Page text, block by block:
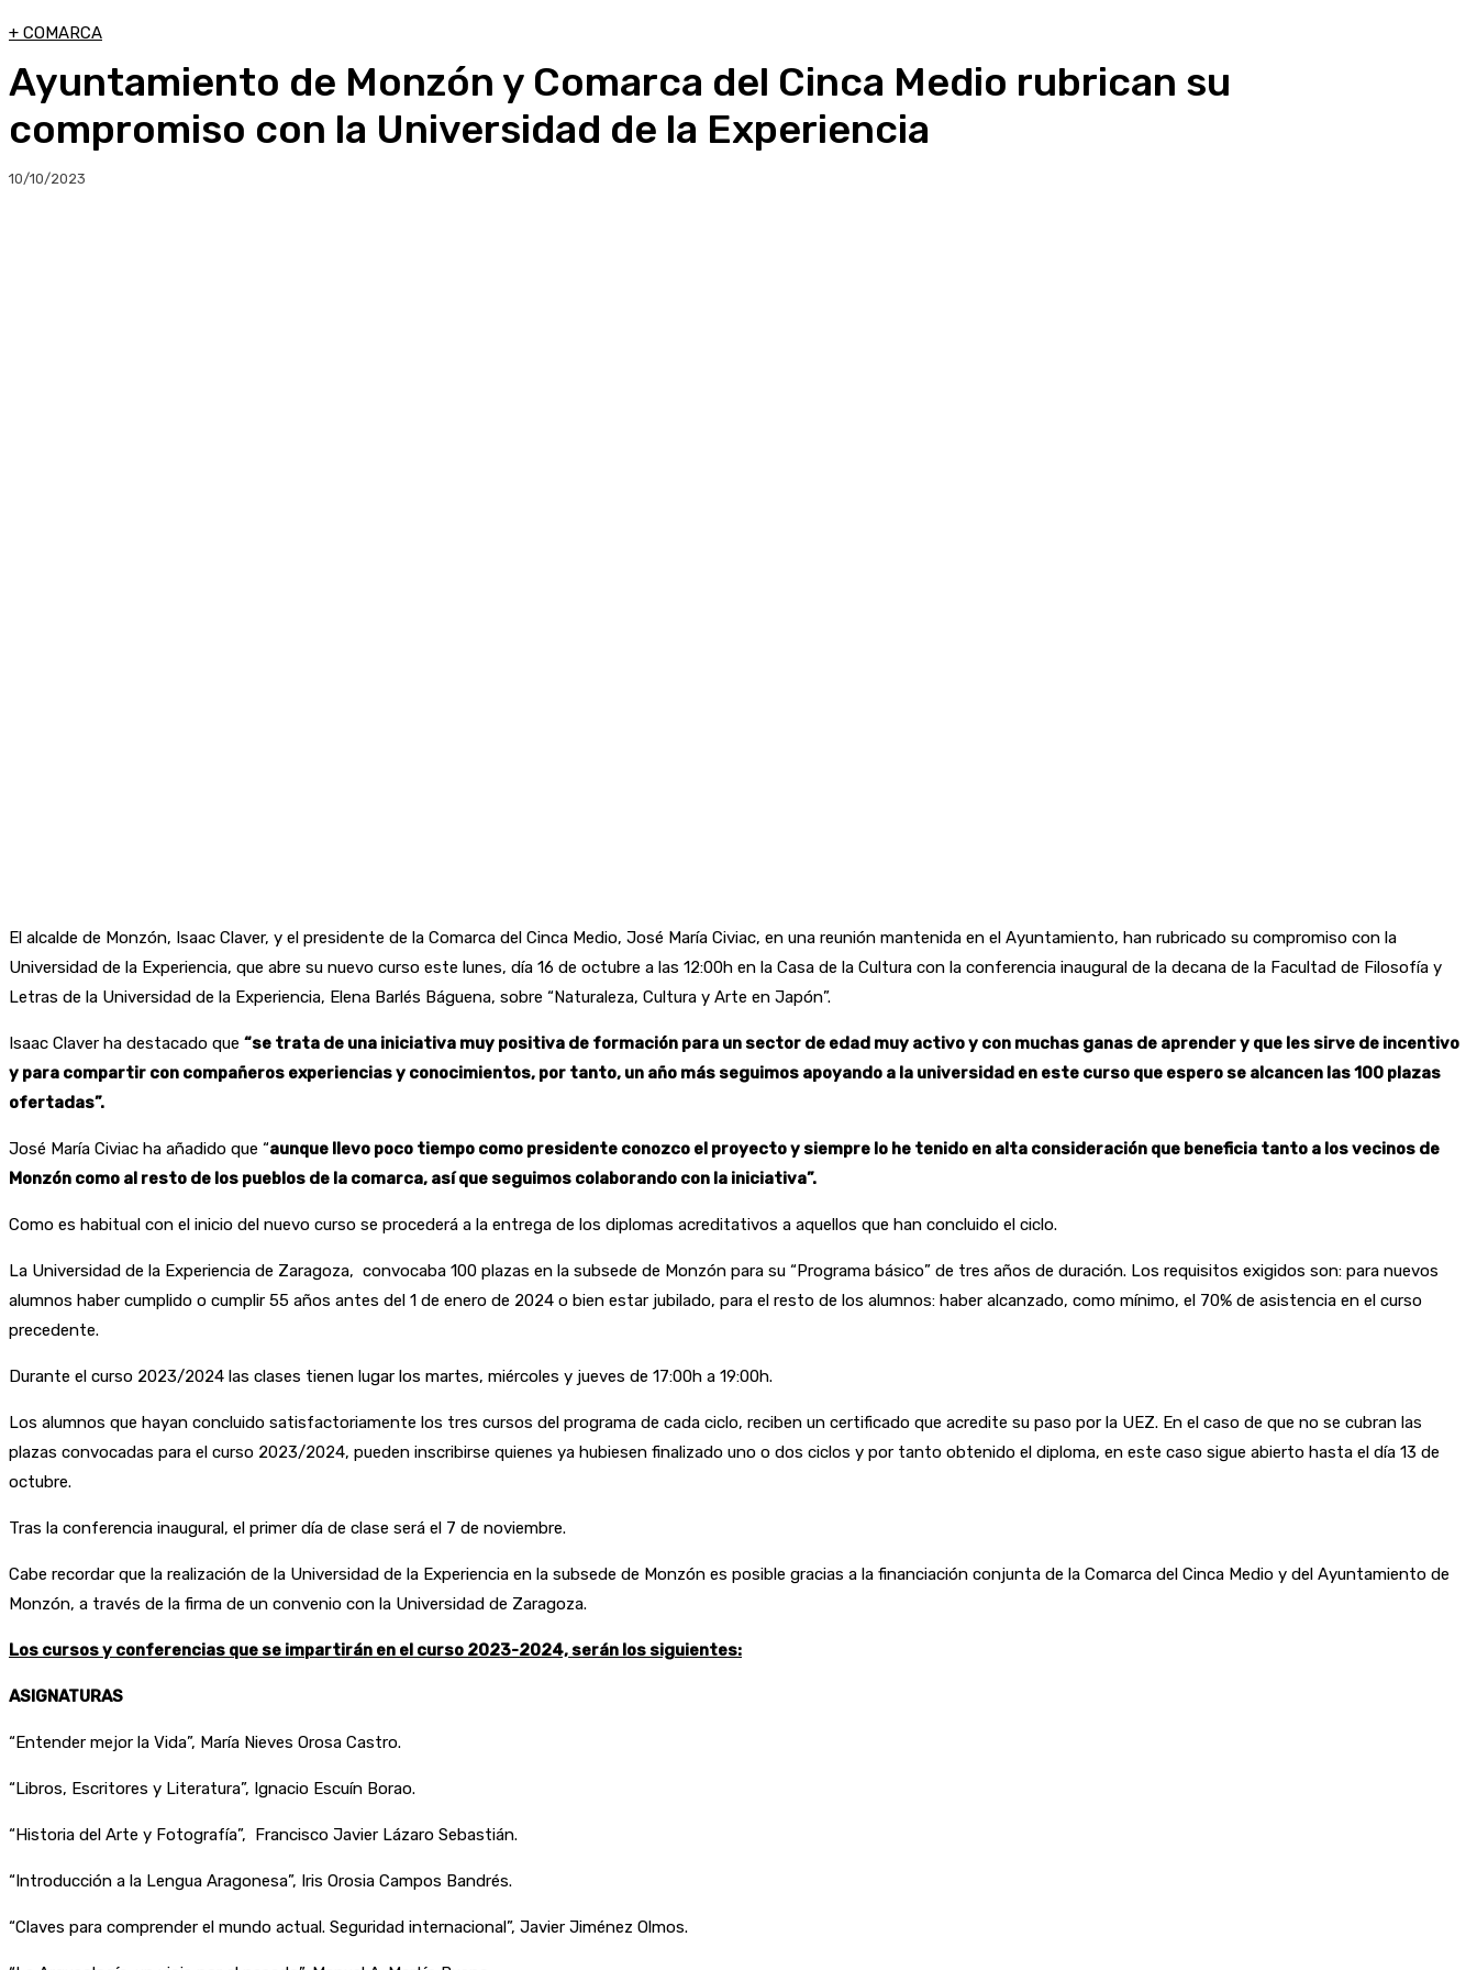
+ COMARCA
Ayuntamiento de Monzón y Comarca del Cinca Medio rubrican su
compromiso con la Universidad de la Experiencia
10/10/2023
El alcalde de Monzón, Isaac Claver, y el presidente de la Comarca del Cinca Medio, José María Civiac, en una reunión mantenida en el Ayuntamiento, han rubricado su compromiso con la
Universidad de la Experiencia, que abre su nuevo curso este lunes, día 16 de octubre a las 12:00h en la Casa de la Cultura con la conferencia inaugural de la decana de la Facultad de Filosofía y
Letras de la Universidad de la Experiencia, Elena Barlés Báguena, sobre “Naturaleza, Cultura y Arte en Japón”.
Isaac Claver ha destacado que “se trata de una iniciativa muy positiva de formación para un sector de edad muy activo y con muchas ganas de aprender y que les sirve de incentivo
y para compartir con compañeros experiencias y conocimientos, por tanto, un año más seguimos apoyando a la universidad en este curso que espero se alcancen las 100 plazas
ofertadas”.
José María Civiac ha añadido que “aunque llevo poco tiempo como presidente conozco el proyecto y siempre lo he tenido en alta consideración que beneficia tanto a los vecinos de
Monzón como al resto de los pueblos de la comarca, así que seguimos colaborando con la iniciativa”.
Como es habitual con el inicio del nuevo curso se procederá a la entrega de los diplomas acreditativos a aquellos que han concluido el ciclo.
La Universidad de la Experiencia de Zaragoza, convocaba 100 plazas en la subsede de Monzón para su “Programa básico” de tres años de duración. Los requisitos exigidos son: para nuevos
alumnos haber cumplido o cumplir 55 años antes del 1 de enero de 2024 o bien estar jubilado, para el resto de los alumnos: haber alcanzado, como mínimo, el 70% de asistencia en el curso
precedente.
Durante el curso 2023/2024 las clases tienen lugar los martes, miércoles y jueves de 17:00h a 19:00h.
Los alumnos que hayan concluido satisfactoriamente los tres cursos del programa de cada ciclo, reciben un certificado que acredite su paso por la UEZ. En el caso de que no se cubran las
plazas convocadas para el curso 2023/2024, pueden inscribirse quienes ya hubiesen finalizado uno o dos ciclos y por tanto obtenido el diploma, en este caso sigue abierto hasta el día 13 de
octubre.
Tras la conferencia inaugural, el primer día de clase será el 7 de noviembre.
Cabe recordar que la realización de la Universidad de la Experiencia en la subsede de Monzón es posible gracias a la financiación conjunta de la Comarca del Cinca Medio y del Ayuntamiento de
Monzón, a través de la firma de un convenio con la Universidad de Zaragoza.
Los cursos y conferencias que se impartirán en el curso 2023-2024, serán los siguientes:
ASIGNATURAS
“Entender mejor la Vida”, María Nieves Orosa Castro.
“Libros, Escritores y Literatura”, Ignacio Escuín Borao.
“Historia del Arte y Fotografía”, Francisco Javier Lázaro Sebastián.
“Introducción a la Lengua Aragonesa”, Iris Orosia Campos Bandrés.
“Claves para comprender el mundo actual. Seguridad internacional”, Javier Jiménez Olmos.